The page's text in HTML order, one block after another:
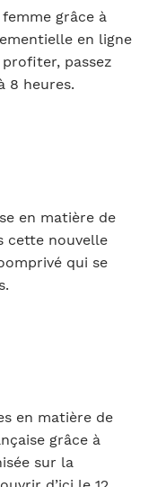
grâce à
en ligne
passez
8 heures.
en matière de
cette nouvelle
qui se
en matière de
grâce à
sur la